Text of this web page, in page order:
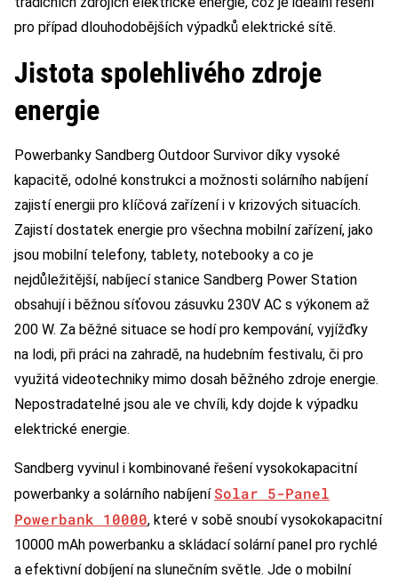
pro případ dlouhodobějších výpadků elektrické sítě.
Jistota spolehlivého zdroje
energie
Powerbanky Sandberg Outdoor Survivor díky vysoké
kapacitě, odolné konstrukci a možnosti solárního nabíjení
zajistí energii pro klíčová zařízení i v krizových situacích.
Zajistí dostatek energie pro všechna mobilní zařízení, jako
jsou mobilní telefony, tablety, notebooky a co je
nejdůležitější, nabíjecí stanice Sandberg Power Station
obsahují i běžnou síťovou zásuvku 230V AC s výkonem až
200 W. Za běžné situace se hodí pro kempování, vyjížďky
na lodi, při práci na zahradě, na hudebním festivalu, či pro
využitá videotechniky mimo dosah běžného zdroje energie.
Nepostradatelné jsou ale ve chvíli, kdy dojde k výpadku
elektrické energie.
Sandberg vyvinul i kombinované řešení vysokokapacitní
powerbanky a solárního nabíjení Solar 5-Panel
Powerbank 10000, které v sobě snoubí vysokokapacitní
10000 mAh powerbanku a skládací solární panel pro rychlé
a efektivní dobíjení na slunečním světle. Jde o mobilní